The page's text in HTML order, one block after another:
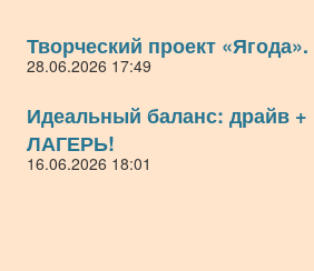
Творческий проект «Ягода».
28.06.2026 17:49
Идеальный баланс: драйв
ЛАГЕРЬ!
16.06.2026 18:01